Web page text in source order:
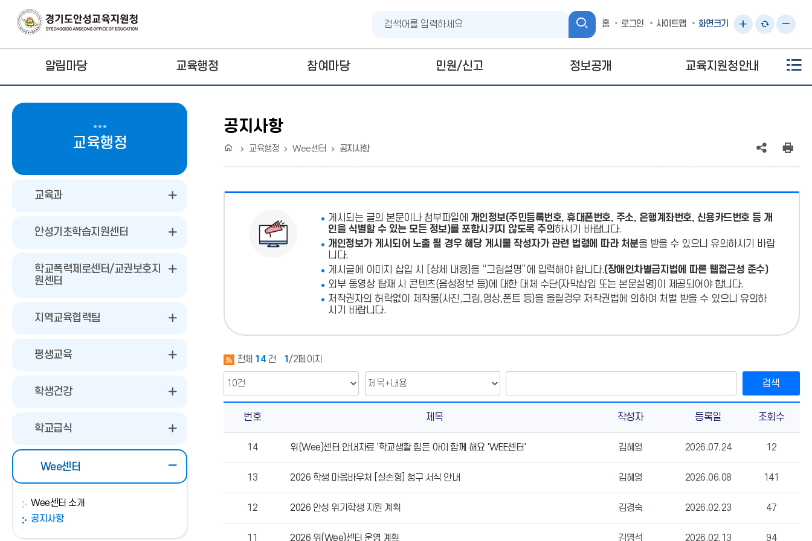
검
색
홈 로그인 사이트맵 화면크기 화
면
크
기
화
면
래
대
로
화
면
크
이
기
알림마당 교육행정 참여마당 민원/신고 정보공개 교육지원청안내
교육행정
교육과
안성기초학습지원센터
학교폭력제로센터/교권보호지
원센터
지역교육협력팀
평생교육
학생건강
학교급식
Wee센터
Wee센터 소개
공지사항
공지사항
홈 교육행정 Wee센터 공지사항
공
(상
태
:
축
게시되는 글의 본문이나 첨부파일에 개인정보(주민등록번호, 휴대폰번호, 주소, 은행계좌번호, 신용카드번호 등 개
인을 식별할 수 있는 모든 정보)를 포함시키지 않도록 주의 하시기 바랍니다.
개인정보가 게시되어 노출 될 경우 해당 게시물 작성자가 관련 법령에 따라 처분을 받을 수 있으니 유의하시기 바랍
니다.
게시글에 이미지 삽입 시 [상세 내용]을 “그림설명”에 입력해야 합니다.(장애인차별금지법에 따른 웹접근성 준수)
외부 동영상 탑재 시 콘텐츠(음성정보 등)에 대한 대체 수단(자막삽입 또는 본문설명)이 제공되어야 합니다.
저작권자의 허락없이 제작물(사진,그림,영상,폰트 등)을 올릴경우 저작권법에 의하여 처벌 받을 수 있으니 유의하
시기 바랍니다.
전체 14 건 1 /2페이지
검색
사
게
번호 제목 작성자 등록일 조회수
14 위(Wee)센터 안내자료 '학교생활 힘든 아이 함께 해요 'WEE센터' 김혜영 2026.07.24 12
13 2026 학생 마음바우처 [실손형] 청구 서식 안내 김혜영 2026.06.08 141
12 2026 안성 위기학생 지원 계획 김경숙 2026.02.23 47
11 2026 위(Wee)센터 운영 계획 김영석 2026.02.13 94